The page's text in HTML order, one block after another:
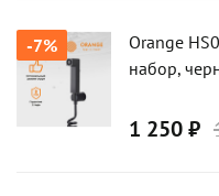
-7%
Orange
набор,
1 250 ₽